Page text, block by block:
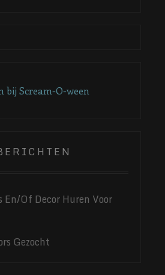
bij Scream-O-ween
En/of Decor Huren Voor
Gezocht